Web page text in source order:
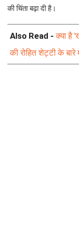
की चिंता बढ़ा दी है।
Also Read -क्या है
की रोहित शेट्टी के